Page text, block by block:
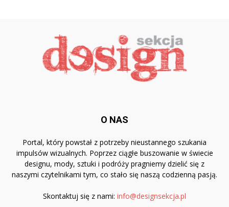
O NAS
Portal, który powstał z potrzeby nieustannego szukania
impulsów wizualnych. Poprzez ciągłe buszowanie w świecie
designu, mody, sztuki i podróży pragniemy dzielić się z
naszymi czytelnikami tym, co stało się naszą codzienną pasją.
Skontaktuj się z nami: info@designsekcja.pl